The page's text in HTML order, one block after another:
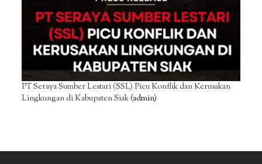
PT Seraya Sumber Lestari (SSL) Picu Konflik dan Kerusakan
Lingkungan di Kabupaten Siak(admin)